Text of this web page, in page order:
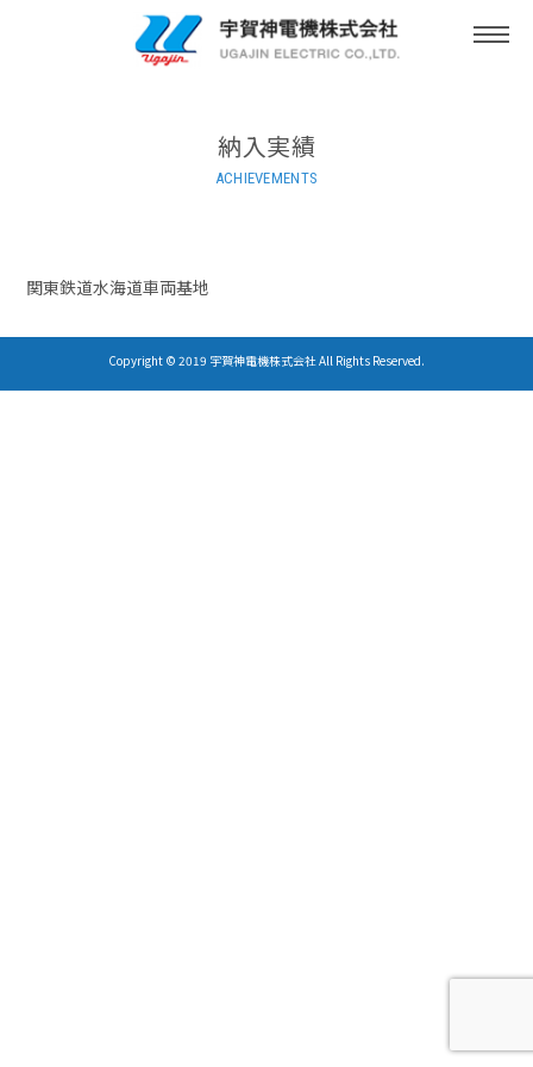
納入実績
ACHIEVEMENTS
関東鉄道水海道車両基地
Copyright © 2019 宇賀神電機株式会社 All Rights Reserved.